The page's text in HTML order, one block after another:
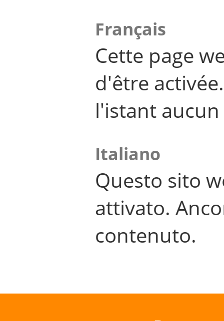
Français
Cette page
d'être
l'istant
Italiano
Questo sito
attivato.
contenuto.